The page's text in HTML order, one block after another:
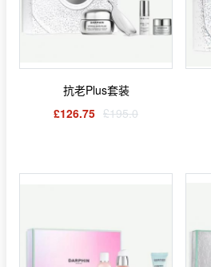
抗老Plus套装
£126.75 £195.0